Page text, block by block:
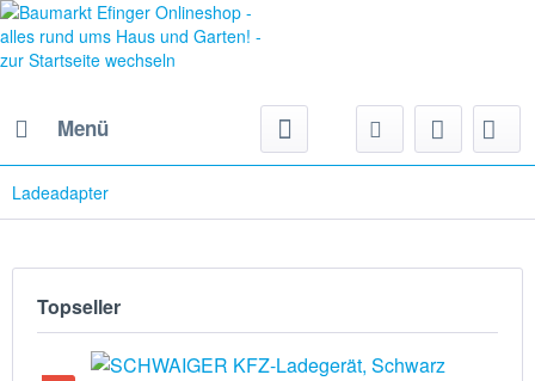
Menü
Ladeadapter
Topseller